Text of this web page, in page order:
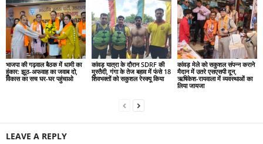
भाजपा की गढ़वाल बैठक में धामी का
हुंकार: झूठ-अफवाह का जवाब दो,
विकास का सच घर-घर पहुंचाओ
कांवड़ यात्रा के दौरान SDRF की
मुस्तैदी, गंगा के तेज बहाव में फंसे 18
शिवभक्तों को सकुशल रेस्क्यू किया
कांवड़ मेले को सकुशल संपन्न कराने
मैदान में उतरे एसएसपी दून,
ऋषिकेश-रायवाला में व्यवस्थाओं का
लिया जायजा
LEAVE A REPLY